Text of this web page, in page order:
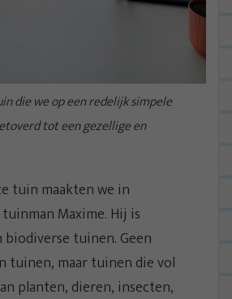
die we op een redelijk simpele
tot een gezellige en
tuin maakten we in
Maxime. Hij is
tuinen. Geen
tuinen, maar tuinen die vol
planten, dieren, insecten,